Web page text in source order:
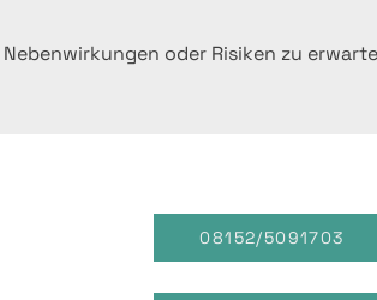
oder Risiken zu
08152/5091703